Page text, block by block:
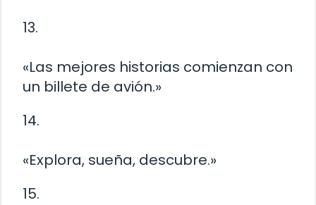
13.
«Las mejores historias comienzan con
un billete de avión.»
14.
«Explora, sueña, descubre.»
15.